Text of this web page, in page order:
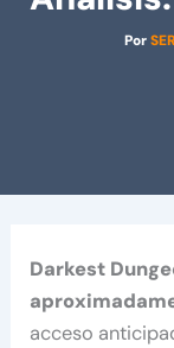
Por
Darkest
acceso